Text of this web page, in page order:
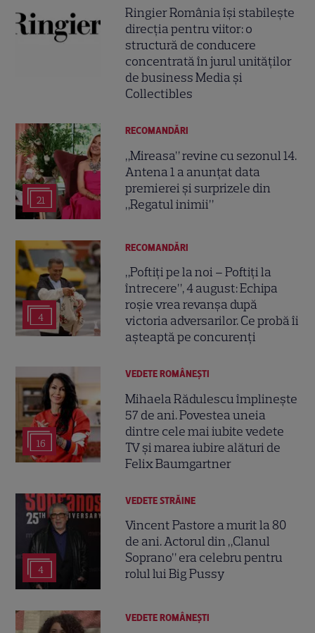
Ringier România își stabilește
direcția pentru viitor: o
structură de conducere
concentrată în jurul unităților
de business Media și
Collectibles
21
RECOMANDĂRI
„Mireasa” revine cu sezonul 14.
Antena 1 a anunțat data
premierei și surprizele din
„Regatul inimii”
4
RECOMANDĂRI
„Poftiți pe la noi – Poftiți la
întrecere”, 4 august: Echipa
roșie vrea revanșa după
victoria adversarilor. Ce probă îi
așteaptă pe concurenți
16
VEDETE ROMÂNEŞTI
Mihaela Rădulescu împlinește
57 de ani. Povestea uneia
dintre cele mai iubite vedete
TV și marea iubire alături de
Felix Baumgartner
4
VEDETE STRĂINE
Vincent Pastore a murit la 80
de ani. Actorul din „Clanul
Soprano” era celebru pentru
rolul lui Big Pussy
VEDETE ROMÂNEŞTI